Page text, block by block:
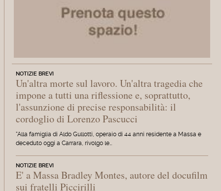
NOTIZIE BREVI
Un'altra morte sul lavoro. Un'altra tragedia che
impone a tutti una riflessione e, soprattutto,
l'assunzione di precise responsabilità: il
cordoglio di Lorenzo Pascucci
"Alla famiglia di Aldo Gullotti, operaio di 44 anni residente a Massa e
deceduto oggi a Carrara, rivolgo le…
NOTIZIE BREVI
E' a Massa Bradley Montes, autore del docufilm
sui fratelli Piccirilli